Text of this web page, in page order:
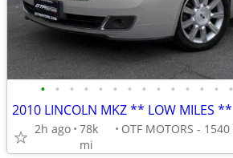
• • • • • • • • • • • • • •
2010 LINCOLN MKZ ** LOW MILES **
2h ago 78k
mi